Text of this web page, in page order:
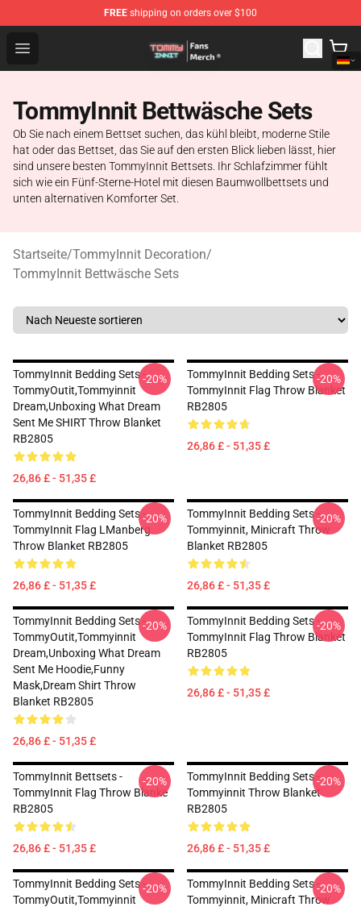
FREE shipping on orders over $100
Open menu
TommyInnit Store - Official TommyInnit Merchandise
TommyInnit Bettwäsche Sets
Ob Sie nach einem Bettset suchen, das kühl bleibt, moderne Stile
hat oder das Bettset, das Sie auf den ersten Blick lieben lässt, hier
sind unsere besten TommyInnit Bettsets. Ihr Schlafzimmer fühlt
sich wie ein Fünf-Sterne-Hotel mit diesen Baumwollbettsets und
unten alternativen Komforter Set.
Startseite/TommyInnit Decoration/
TommyInnit Bettwäsche Sets
TommyInnit Bedding Sets -
TommyOutit,Tommyinnit
Dream,Unboxing What Dream
Sent Me SHIRT Throw Blanket
RB2805
26,86 £ - 51,35 £
-20%
TommyInnit Bedding Sets -
TommyInnit Flag Throw Blanket
RB2805
26,86 £ - 51,35 £
-20%
TommyInnit Bedding Sets -
TommyInnit Flag LManberg
Throw Blanket RB2805
26,86 £ - 51,35 £
-20%
TommyInnit Bedding Sets -
Tommyinnit, Minicraft Throw
Blanket RB2805
26,86 £ - 51,35 £
-20%
TommyInnit Bedding Sets -
TommyOutit,Tommyinnit
Dream,Unboxing What Dream
Sent Me Hoodie,funny
Mask,dream Shirt Throw
Blanket RB2805
26,86 £ - 51,35 £
-20%
TommyInnit Bedding Sets -
TommyInnit Flag Throw Blanket
RB2805
26,86 £ - 51,35 £
-20%
TommyInnit Bettsets -
TommyInnit Flag Throw Blanke
RB2805
26,86 £ - 51,35 £
-20%
TommyInnit Bedding Sets -
Tommyinnit Throw Blanket
RB2805
26,86 £ - 51,35 £
-20%
TommyInnit Bedding Sets -
TommyOutit,Tommyinnit
-20%
TommyInnit Bedding Sets -
Tommyinnit, Minicraft Throw
-20%